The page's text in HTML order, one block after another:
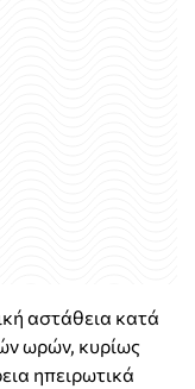
αστάθεια κατά
ωρών, κυρίως
ηπειρωτικά